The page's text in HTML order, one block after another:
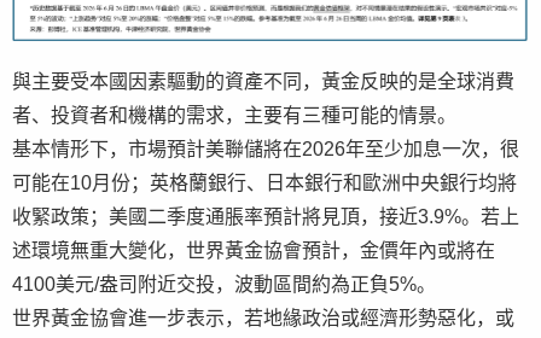
與主要受本國因素驅動的資產不同，黃金反映的是全球消費
者、投資者和機構的需求，主要有三種可能的情景。
基本情形下，市場預計美聯儲將在2026年至少加息一次，很
可能在10月份；英格蘭銀行、日本銀行和歐洲中央銀行均將
收緊政策；美國二季度通脹率預計將見頂，接近3.9%。若上
述環境無重大變化，世界黃金協會預計，金價年內或將在
4100美元/盎司附近交投，波動區間約為正負5%。
世界黃金協會進一步表示，若地緣政治或經濟形勢惡化，或